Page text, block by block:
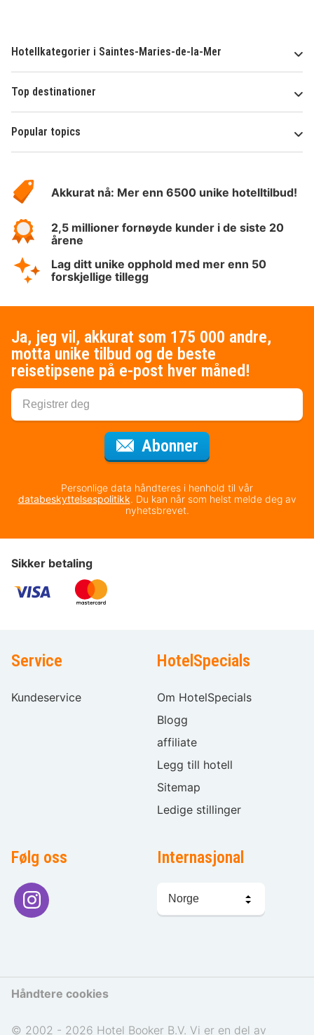
Hotellkategorier i Saintes-Maries-de-la-Mer
Top destinationer
Popular topics
Hotelspecials
Akkurat nå: Mer enn 6500 unike hotelltilbud!
2,5 millioner fornøyde kunder i de siste 20
årene
Lag ditt unike opphold med mer enn 50
forskjellige tillegg
Ja, jeg vil, akkurat som 175 000 andre,
motta unike tilbud og de beste
reisetipsene på e-post hver måned!
Abonner
Personlige data håndteres i henhold til vår
databeskyttelsespolitikk. Du kan når som helst melde deg av
nyhetsbrevet.
Sikker betaling
Service
Kundeservice
HotelSpecials
Om HotelSpecials
Blogg
affiliate
Legg till hotell
Sitemap
Ledige stillinger
Følg oss Internasjonal
Håndtere cookies
© 2002 - 2026 Hotel Booker B.V. Vi er en del av